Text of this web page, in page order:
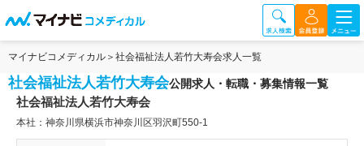
マイナビコメディカル 社会福祉法人若竹大寿会求人一覧
社会福祉法人若竹大寿会公開求人・転職・募集情報一覧
社会福祉法人若竹大寿会
本社：神奈川県横浜市神奈川区羽沢町550-1